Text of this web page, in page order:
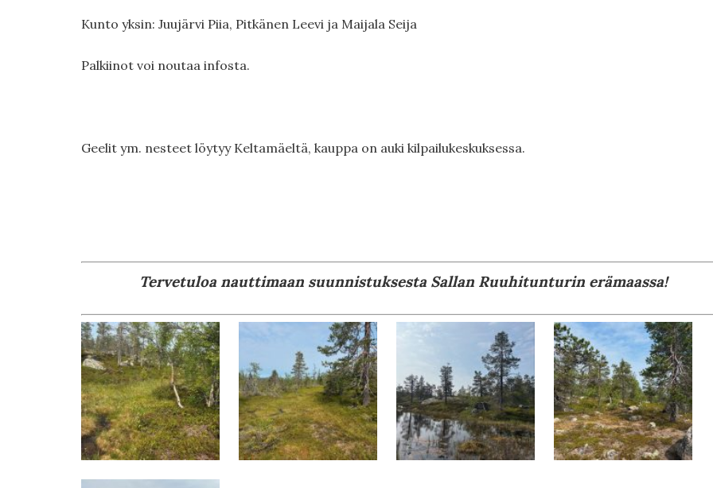
Kunto yksin: Juujärvi Piia, Pitkänen Leevi ja Maijala Seija
Palkiinot voi noutaa infosta.
Geelit ym. nesteet löytyy Keltamäeltä, kauppa on auki kilpailukeskuksessa.
Tervetuloa nauttimaan suunnistuksesta Sallan Ruuhitunturin erämaassa!